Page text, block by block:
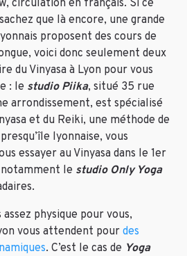
circulation en français. Si ce
que là encore, une grande
proposent des cours de
voici donc seulement deux
du Vinyasa à Lyon pour vous
: le studio Piika, situé 35 rue
arrondissement, est spécialisé
et du Reiki, une méthode de
lyonnaise, vous
essayer au Vinyasa dans le 1er
le studio Only Yoga
assez physique pour vous,
vous attendent pour des
. C’est le cas de Yoga